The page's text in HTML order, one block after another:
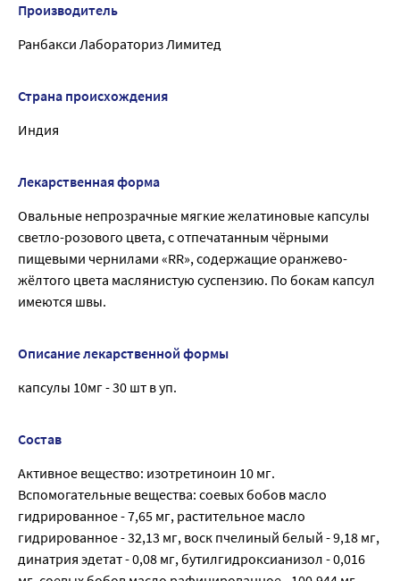
Производитель
Ранбакси Лабораториз Лимитед
Страна происхождения
Индия
Лекарственная форма
Овальные непрозрачные мягкие желатиновые капсулы
светло-розового цвета, с отпечатанным чёрными
пищевыми чернилами «RR», содержащие оранжево-
жёлтого цвета маслянистую суспензию. По бокам капсул
имеются швы.
Описание лекарственной формы
капсулы 10мг - 30 шт в уп.
Состав
Активное вещество: изотретиноин 10 мг.
Вспомогательные вещества: соевых бобов масло
гидрированное - 7,65 мг, растительное масло
гидрированное - 32,13 мг, воск пчелиный белый - 9,18 мг,
динатрия эдетат - 0,08 мг, бутилгидроксианизол - 0,016